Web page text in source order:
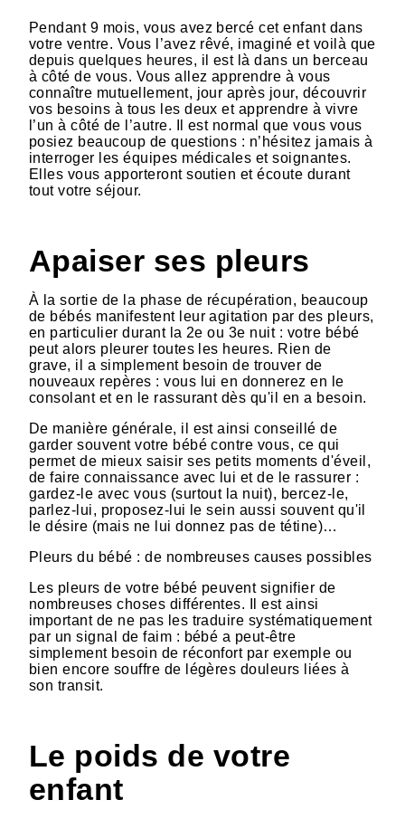
Pendant 9 mois, vous avez bercé cet enfant dans
votre ventre. Vous l’avez rêvé, imaginé et voilà que
depuis quelques heures, il est là dans un berceau
à côté de vous. Vous allez apprendre à vous
connaître mutuellement, jour après jour, découvrir
vos besoins à tous les deux et apprendre à vivre
l’un à côté de l’autre. Il est normal que vous vous
posiez beaucoup de questions : n’hésitez jamais à
interroger les équipes médicales et soignantes.
Elles vous apporteront soutien et écoute durant
tout votre séjour.
Apaiser ses pleurs
À la sortie de la phase de récupération, beaucoup
de bébés manifestent leur agitation par des pleurs,
en particulier durant la 2e ou 3e nuit : votre bébé
peut alors pleurer toutes les heures. Rien de
grave, il a simplement besoin de trouver de
nouveaux repères : vous lui en donnerez en le
consolant et en le rassurant dès qu'il en a besoin.
De manière générale, il est ainsi conseillé de
garder souvent votre bébé contre vous, ce qui
permet de mieux saisir ses petits moments d'éveil,
de faire connaissance avec lui et de le rassurer :
gardez-le avec vous (surtout la nuit), bercez-le,
parlez-lui, proposez-lui le sein aussi souvent qu'il
le désire (mais ne lui donnez pas de tétine)…
Pleurs du bébé : de nombreuses causes possibles
Les pleurs de votre bébé peuvent signifier de
nombreuses choses différentes. Il est ainsi
important de ne pas les traduire systématiquement
par un signal de faim : bébé a peut-être
simplement besoin de réconfort par exemple ou
bien encore souffre de légères douleurs liées à
son transit.
Le poids de votre
enfant